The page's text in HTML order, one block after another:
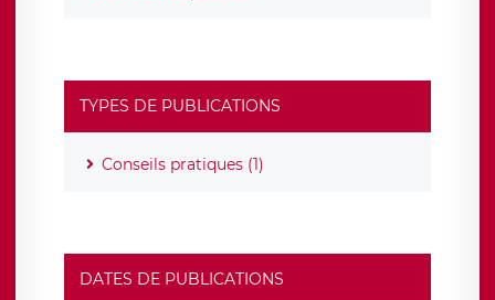
TYPES DE PUBLICATIONS
Conseils pratiques (1)
DATES DE PUBLICATIONS